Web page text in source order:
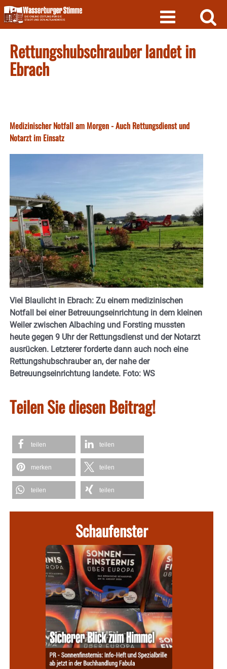
Skip
to
content
Rettungshubschrauber landet in
Ebrach
Medizinischer Notfall am Morgen - Auch Rettungsdienst und
Notarzt im Einsatz
Viel Blaulicht in Ebrach: Zu einem medizinischen
Notfall bei einer Betreuungseinrichtung in dem kleinen
Weiler zwischen Albaching und Forsting mussten
heute gegen 9 Uhr der Rettungsdienst und der Notarzt
ausrücken. Letzterer forderte dann auch noch eine
Rettungshubschrauber an, der nahe der
Betreuungseinrichtung landete. Foto: WS
Teilen Sie diesen Beitrag!
teilen teilen
merken teilen
teilen teilen
Schaufenster